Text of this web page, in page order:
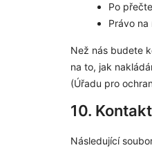
Po
Právo
Než nás budete
na to, jak
(Úřadu pro
10.
Následující